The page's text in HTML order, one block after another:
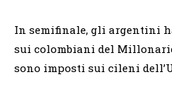
In semifinale, gli argentini
sui colombiani del
sono imposti sui cileni